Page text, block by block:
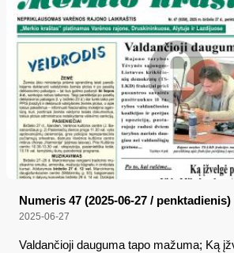
Numeris 47 (2025-06-27 / penktadienis)
2025-06-27
Valdančioji dauguma tapo mažuma; Ką